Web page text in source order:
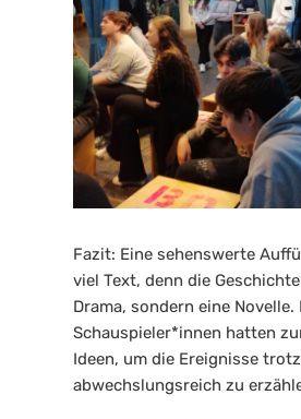
Fazit: Eine sehenswerte
viel Text, denn die
Drama, sondern eine Novelle.
Schauspieler*innen hatten
Ideen, um die Ereignisse
abwechslungsreich zu